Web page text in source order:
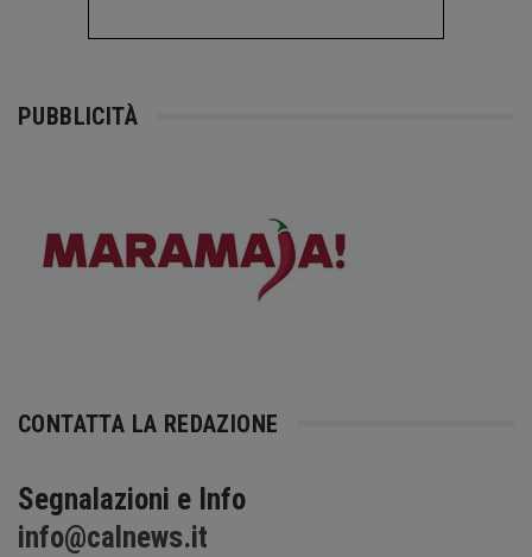
PUBBLICITÀ
CONTATTA LA REDAZIONE
Segnalazioni e Info
info@calnews.it